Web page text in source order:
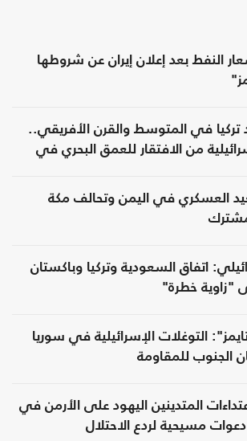
النفط بعد إعلان إيران عن شروطها
في المتوسط والقرن الأفريقي..
من الافتقار للعمق البحري في
العسكري في اليمن وتحالف مكة
اتفاق السعودية وتركيا وباكستان
"زاوية خطرة"
التوغلات الإسرائيلية في سوريا
الجنوب للمقاومة
المتدينين اليهود على الأرمن في
مسيحية لردع الاحتلال